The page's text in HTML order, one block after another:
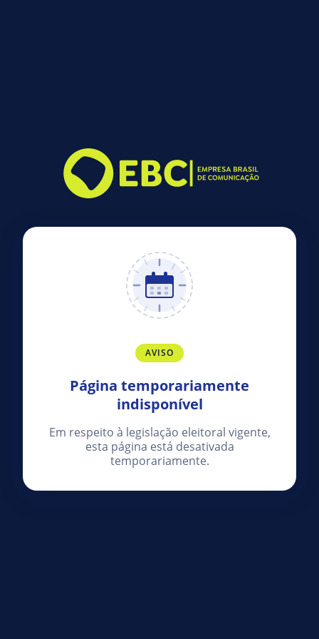
AVISO
Página temporariamente
indisponível
Em respeito à legislação eleitoral vigente,
esta página está desativada
temporariamente.